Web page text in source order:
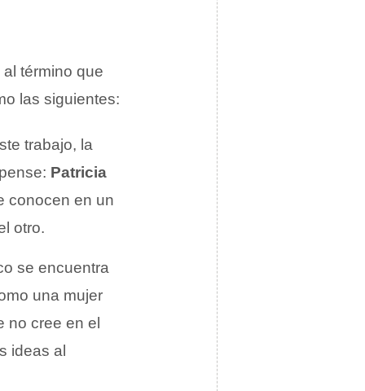
término que
las siguientes:
trabajo, la
Patricia
conocen en un
otro.
se encuentra
una mujer
no cree en el
ideas al